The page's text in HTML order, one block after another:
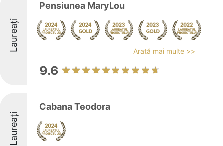
Laureați
Pensiunea MaryLou
Arată mai multe >>
9.6
Laureați
Cabana Teodora